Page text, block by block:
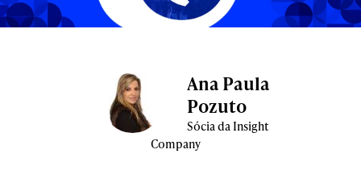
Ana Paula
Pozuto
Sócia da Insight
Company